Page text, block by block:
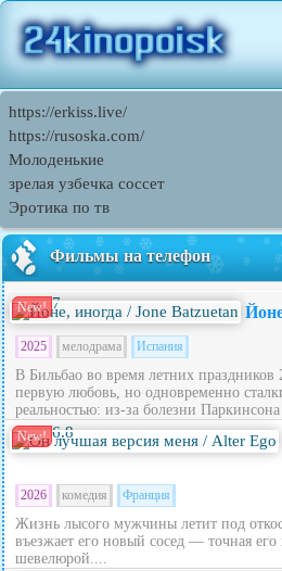
https://erkiss.live/
https://rusoska.com/
Молоденькие
зрелая узбечка соссет
Эротика по тв
Фильмы на телефон
New! 7
2025 мелодрама Испания
В Бильбао во время летних праздников
первую любовь, но одновременно
реальностью: из‑за болезни
New! 6.8
2026 комедия Франция
Жизнь лысого мужчины летит под
въезжает его новый сосед — точная его
шевелюрой....